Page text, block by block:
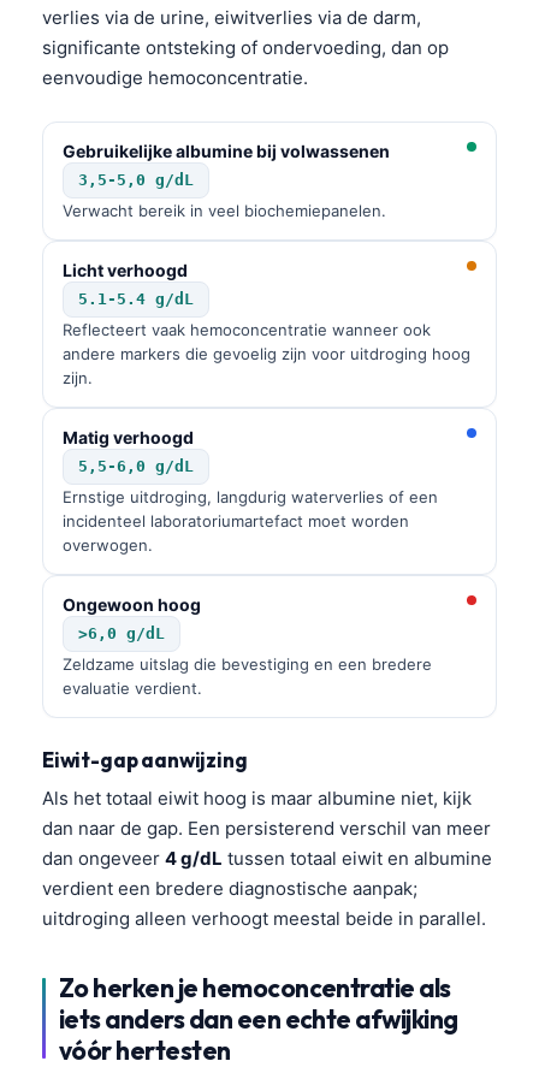
verlies via de urine, eiwitverlies via de darm,
significante ontsteking of ondervoeding, dan op
eenvoudige hemoconcentratie.
Gebruikelijke albumine bij volwassenen
3,5-5,0 g/dL
Verwacht bereik in veel biochemiepanelen.
Licht verhoogd
5.1-5.4 g/dL
Reflecteert vaak hemoconcentratie wanneer ook
andere markers die gevoelig zijn voor uitdroging hoog
zijn.
Matig verhoogd
5,5-6,0 g/dL
Ernstige uitdroging, langdurig waterverlies of een
incidenteel laboratoriumartefact moet worden
overwogen.
Ongewoon hoog
>6,0 g/dL
Zeldzame uitslag die bevestiging en een bredere
evaluatie verdient.
Eiwit-gap aanwijzing
Als het totaal eiwit hoog is maar albumine niet, kijk
dan naar de gap. Een persisterend verschil van meer
dan ongeveer 4 g/dL tussen totaal eiwit en albumine
verdient een bredere diagnostische aanpak;
uitdroging alleen verhoogt meestal beide in parallel.
Zo herken je hemoconcentratie als
iets anders dan een echte afwijking
vóór hertesten
Shqip
বাংলা
मराठी
తెలుగు
தமிழ்
ಕನ್ನಡ
Bahasa Melayu
Tiếng Việt
Tagalog
ไทย
ភាសាខ្មែរ
Kiswahili
O‘zbekcha
Català
Suomi
Hrvatski
پښتو
سنڌي